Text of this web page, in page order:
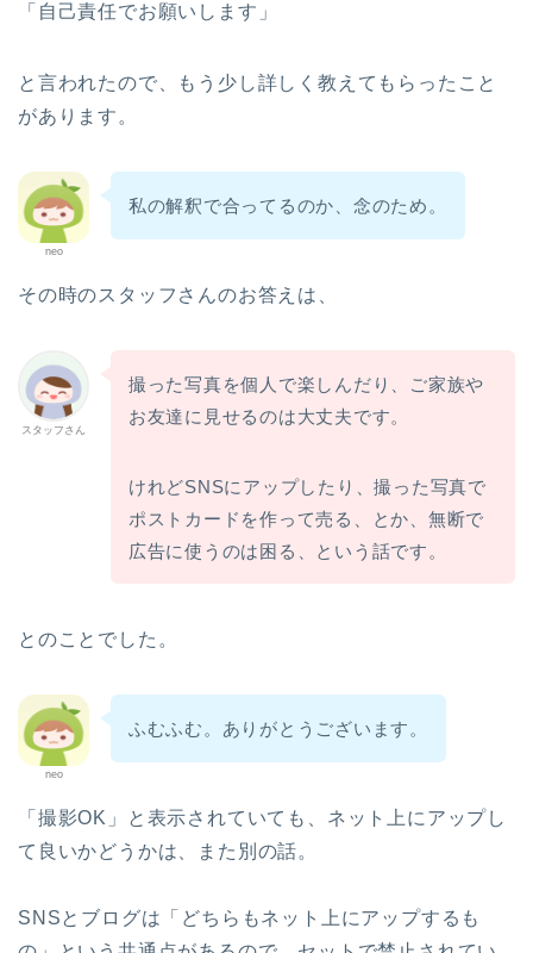
「自己責任でお願いします」
と言われたので、もう少し詳しく教えてもらったこと
があります。
neo
私の解釈で合ってるのか、念のため。
その時のスタッフさんのお答えは、
スタッフさん
撮った写真を個人で楽しんだり、ご家族や
お友達に見せるのは大丈夫です。
けれどSNSにアップしたり、撮った写真で
ポストカードを作って売る、とか、無断で
広告に使うのは困る、という話です。
とのことでした。
neo
ふむふむ。ありがとうございます。
「撮影OK」と表示されていても、ネット上にアップし
て良いかどうかは、また別の話。
SNSとブログは「どちらもネット上にアップするも